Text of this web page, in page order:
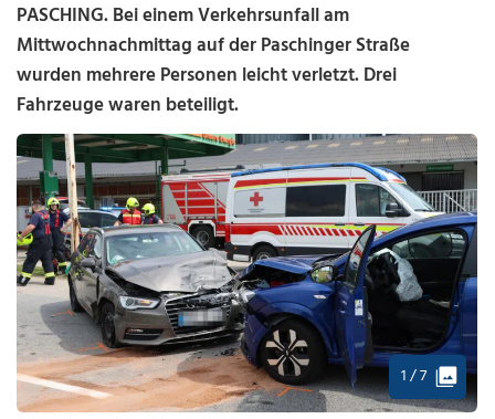
PASCHING. Bei einem Verkehrsunfall am
Mittwochnachmittag auf der Paschinger Straße
wurden mehrere Personen leicht verletzt. Drei
Fahrzeuge waren beteiligt.
1 / 7